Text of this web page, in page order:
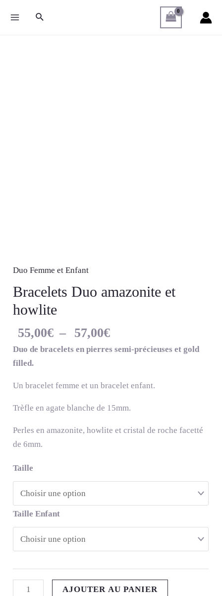
Duo Femme et Enfant
Bracelets Duo amazonite et
howlite
55,00€ – 57,00€
Duo de bracelets en pierres semi-précieuses et gold
filled.
Un bracelet femme et un bracelet enfant.
Trèfle en agate blanche de 15mm.
Perles en amazonite, howlite et cristal de roche facetté
de 6mm.
Taille
Taille Enfant
AJOUTER AU PANIER